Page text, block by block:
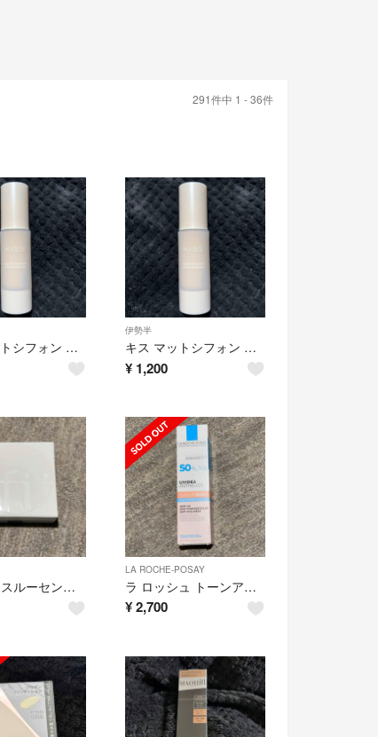
291件中 1 - 36件
キス マットシフォン UVハイカバーベースN 01 ライトベージュ(37g)
伊勢半
キス マットシフォン UVハイカバーベースN 02 ナチュラル(37g)
¥ 1,200
tfit トランスルーセントパウダー 02 スキンベージュ 本体 7g
LA ROCHE-POSAY
ラ ロッシュ トーンアップ ローズ+ 本体 30mL
¥2,700